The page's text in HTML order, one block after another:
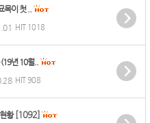
목이 첫 ..
HIT 1018
년 10월..
HIT 908
황 [1092]